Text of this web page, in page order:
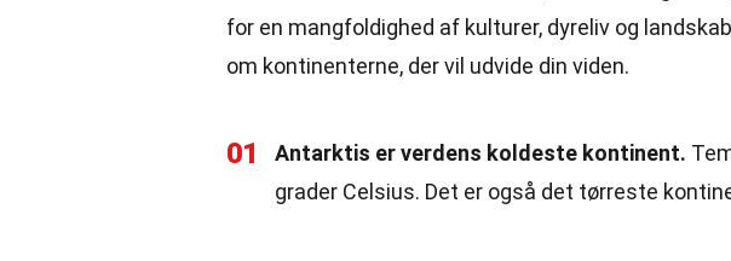
for en mangfoldighed af kulturer, dyreliv og
om kontinenterne, der vil udvide din viden.
01 Antarktis er verdens koldeste kontinent.
grader Celsius. Det er også det tørreste